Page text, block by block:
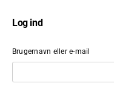
Log ind
Brugernavn eller e-mail